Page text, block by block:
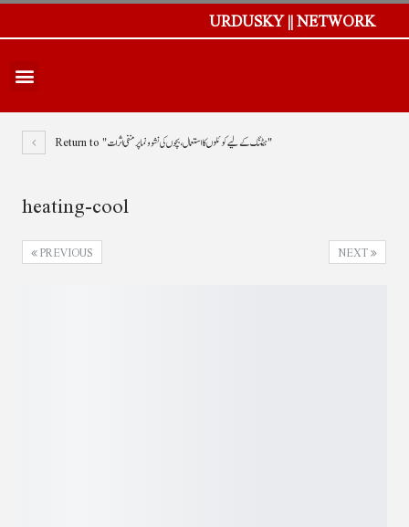
URDUSKY || NETWORK
Return to "ہیٹنگ کے لیے کوئلوں کا استعمال، بچوں کی نشو و نما پر منفی اثرات"
heating-cool
NEXT
PREVIOUS